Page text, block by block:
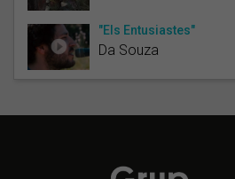
"Els Entusiastes"
Da Souza